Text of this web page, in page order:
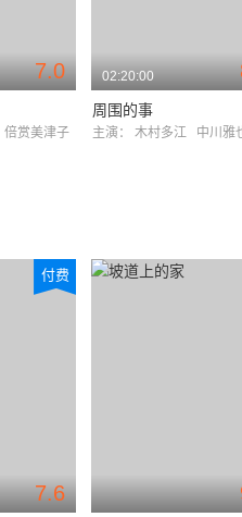
7.0
倍赏美津子
02:20:00
周围的事
主演： 木村多江 中川
7.6
付费